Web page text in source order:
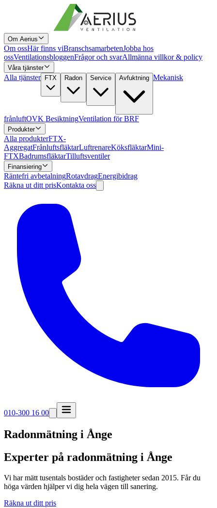
Om Aerius
Om ossHär finns viBranschsamarbetenJobba hos
ossVentilationsbloggenFrågor och svarAllmänna villkor & policy
Våra tjänster
Alla tjänster FTX Radon Service Avfuktning Mekanisk
frånluftOVK BesiktningVentilation för BRF
Produkter
Alla produkterFTX-
AggregatFrånluftsfläktarLuftrenareKöksfläktarMini-
FTXBadrumsfläktarTilluftsventiler
Finansiering
Räntefri avbetalningRotavdragEnergibidrag
Räkna ut ditt prisKontakta oss
010-300 16 00
Radonmätning i Ånge
Experter på radonmätning i Ånge
Vi har mätt tusentals bostäder och fastigheter sedan 2015. Får du
höga värden hjälper vi dig hela vägen till sanering.
Räkna ut ditt pris